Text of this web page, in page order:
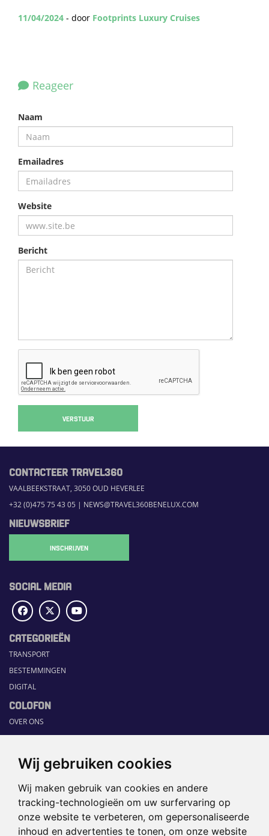
Wij gebruiken cookies
Wij maken gebruik van cookies en andere
tracking-technologieën om uw surfervaring op
onze website te verbeteren, om gepersonaliseerde
inhoud en advertenties te tonen, om onze website
11/04/2024 - door Footprints Luxury Cruises
Reageer
Naam
Emailadres
Website
Bericht
VERSTUUR
CONTACTEER TRAVEL360
VAALBEEKSTRAAT, 3050 OUD HEVERLEE
+32 (0)475 75 43 05 | NEWS@TRAVEL360BENELUX.COM
NIEUWSBRIEF
INSCHRIJVEN
SOCIAL MEDIA
CATEGORIEËN
TRANSPORT
BESTEMMINGEN
DIGITAL
COLOFON
OVER ONS
COMMUNICATION PLATFORM
RUBRIEKEN
HOME
SECTORGIDS
JOBS